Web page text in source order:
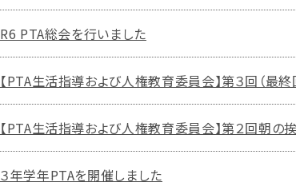
R6 PTA総会を行いました
【PTA生活指導および人権教育委員会】第３回（最
【PTA生活指導および人権教育委員会】第２回朝の
３年学年PTAを開催しました